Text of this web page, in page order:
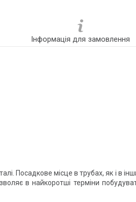
Інформація для замовлення
Посадкове місце в трубах, як і в
в найкоротші терміни